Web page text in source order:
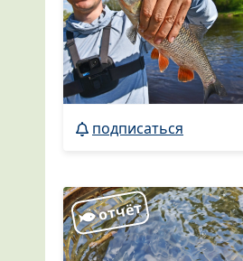
подписаться